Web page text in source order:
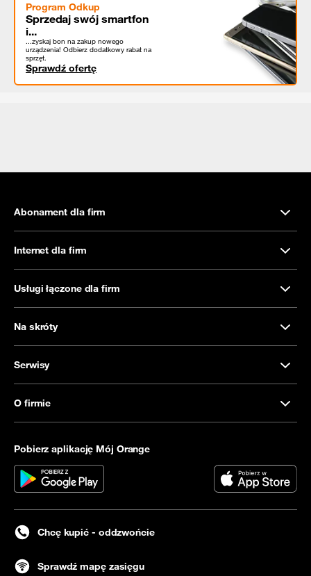
Program Odkup
Sprzedaj swój smartfon
i...
...zyskaj bon na zakup nowego
urządzenia! Odbierz dodatkowy rabat na
sprzęt.
Sprawdź ofertę
Abonament dla firm
Internet dla firm
Usługi łączone dla firm
Na skróty
Serwisy
O firmie
Pobierz aplikację Mój Orange
Chcę kupić - oddzwońcie
Sprawdź mapę zasięgu